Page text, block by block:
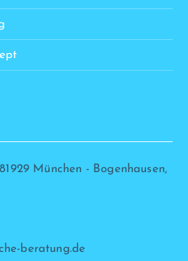
München - Bogenhausen,
beratung.de